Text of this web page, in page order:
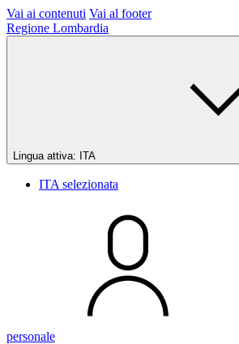
Vai ai contenuti Vai al footer
Regione Lombardia
Lingua attiva: ITA
ITA selezionata
personale